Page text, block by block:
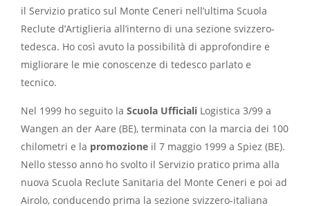
il Servizio pratico sul Monte Ceneri nell’ultima Scuola
Reclute d’Artiglieria all’interno di una sezione svizzero-
tedesca. Ho così avuto la possibilità di approfondire e
migliorare le mie conoscenze di tedesco parlato e
tecnico.
Nel 1999 ho seguito la Scuola Ufficiali Logistica 3/99 a
Wangen an der Aare (BE), terminata con la marcia dei 100
chilometri e la promozione il 7 maggio 1999 a Spiez (BE).
Nello stesso anno ho svolto il Servizio pratico prima alla
nuova Scuola Reclute Sanitaria del Monte Ceneri e poi ad
Airolo, conducendo prima la sezione svizzero-italiana